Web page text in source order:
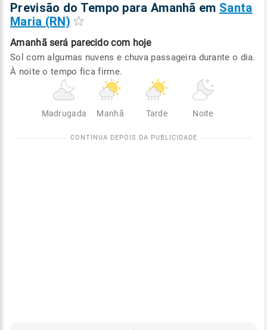
Previsão do Tempo para Amanhã em Santa
Maria (RN)
Amanhã será parecido com hoje
Sol com algumas nuvens e chuva passageira durante o dia.
À noite o tempo fica firme.
Madrugada Manhã Tarde Noite